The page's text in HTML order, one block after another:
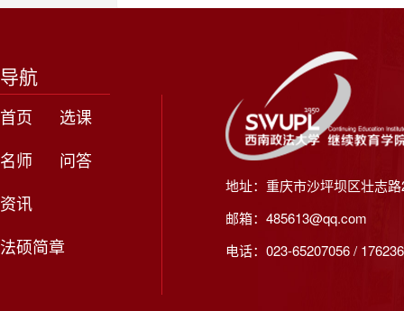
导航
首页
选课
名师
问答
资讯
法硕简章
地址：重庆市沙坪坝区壮志
邮箱：485613@qq.com
电话：023-65207056 /